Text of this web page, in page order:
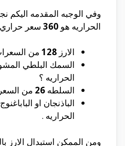
وفي الوجبه المقدمه اليكم
الحراريه هو 360 سعر حراري
الارز
من
السمك البلطي
الحراريه ؟
السلطه 26 من
الباذنجان او الباباغنوج
الحراريه .
ومن الممكن استبدال الارز